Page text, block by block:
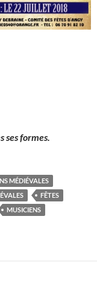
ses formes.
MÉDIÉVALES
FÊTES
MUSICIENS